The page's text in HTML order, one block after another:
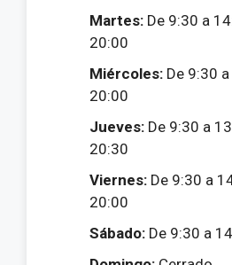
Martes: De 9:30 a
20:00
Miércoles: De 9:30
20:00
Jueves: De 9:30 a
20:30
Viernes: De 9:30 a
20:00
Sábado: De 9:30 a